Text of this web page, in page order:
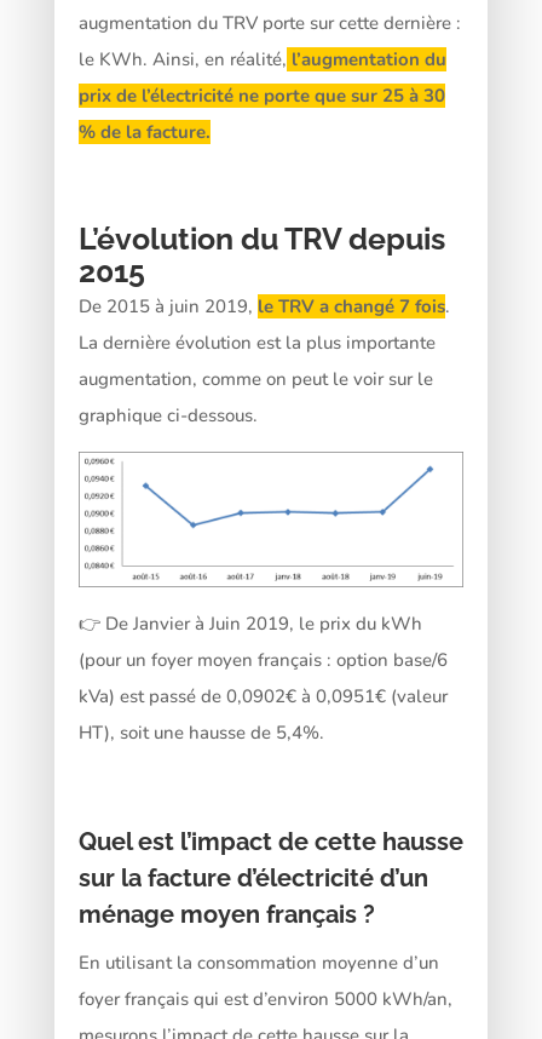
augmentation du TRV porte sur cette dernière :
le KWh. Ainsi, en réalité, l’augmentation du
prix de l’électricité ne porte que sur 25 à 30
% de la facture.
L’évolution du TRV depuis
2015
De 2015 à juin 2019, le TRV a changé 7 fois.
La dernière évolution est la plus importante
augmentation, comme on peut le voir sur le
graphique ci-dessous.
👉 De Janvier à Juin 2019, le prix du kWh
(pour un foyer moyen français : option base/6
kVa) est passé de 0,0902€ à 0,0951€ (valeur
HT), soit une hausse de 5,4%.
Quel est l’impact de cette hausse
sur la facture d’électricité d’un
ménage moyen français ?
En utilisant la consommation moyenne d’un
foyer français qui est d’environ 5000 kWh/an,